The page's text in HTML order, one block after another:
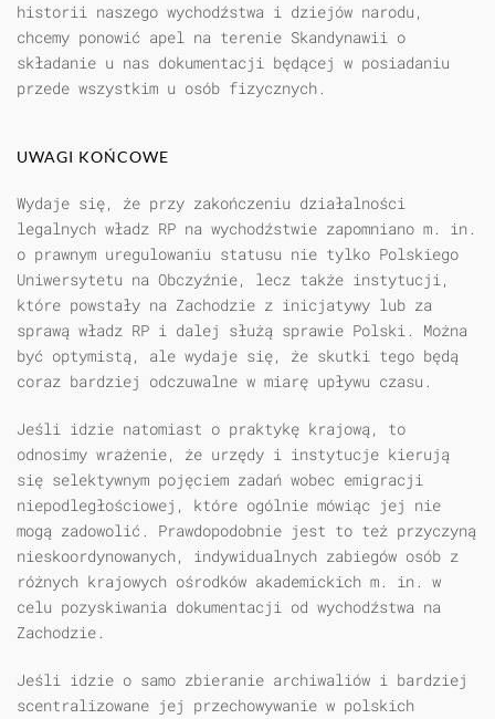
historii naszego wychodźstwa i dziejów narodu,
chcemy ponowić apel na terenie Skandynawii o
składanie u nas dokumentacji będącej w posiadaniu
przede wszystkim u osób fizycznych.
UWAGI KOŃCOWE
Wydaje się, że przy zakończeniu działalności
legalnych władz RP na wychodźstwie zapomniano m. in.
o prawnym uregulowaniu statusu nie tylko Polskiego
Uniwersytetu na Obczyźnie, lecz także instytucji,
które powstały na Zachodzie z inicjatywy lub za
sprawą władz RP i dalej służą sprawie Polski. Można
być optymistą, ale wydaje się, że skutki tego będą
coraz bardziej odczuwalne w miarę upływu czasu.
Jeśli idzie natomiast o praktykę krajową, to
odnosimy wrażenie, że urzędy i instytucje kierują
się selektywnym pojęciem zadań wobec emigracji
niepodległościowej, które ogólnie mówiąc jej nie
mogą zadowolić. Prawdopodobnie jest to też przyczyną
nieskoordynowanych, indywidualnych zabiegów osób z
różnych krajowych ośrodków akademickich m. in. w
celu pozyskiwania dokumentacji od wychodźstwa na
Zachodzie.
Jeśli idzie o samo zbieranie archiwaliów i bardziej
scentralizowane jej przechowywanie w polskich